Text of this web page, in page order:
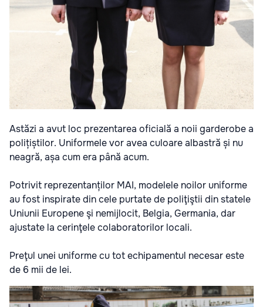
Astăzi a avut loc prezentarea oficială a noii garderobe a
polițiștilor. Uniformele vor avea culoare albastră și nu
neagră, așa cum era până acum.
Potrivit reprezentanților MAI, modelele noilor uniforme
au fost inspirate din cele purtate de poliţiştii din statele
Uniunii Europene şi nemijlocit, Belgia, Germania, dar
ajustate la cerinţele colaboratorilor locali.
Preţul unei uniforme cu tot echipamentul necesar este
de 6 mii de lei.